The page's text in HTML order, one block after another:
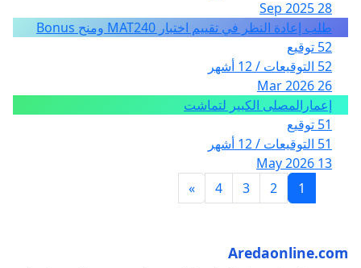
28 Sep 2025
طلب إعادة النظر في تقييم اختبار MAT240 ومنح Bonus
52 توقيع
52 التوقيعات / 12 أشهر
26 Mar 2026
إعمارالمصلى الكبير لتماشت
51 توقيع
51 التوقيعات / 12 أشهر
13 May 2026
1
2
3
4
»
Aredaonline.com